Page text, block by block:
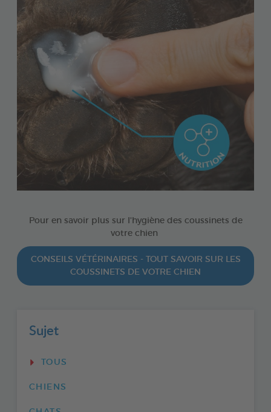
Pour en savoir plus sur l'hygiène des coussinets de
votre chien
CONSEILS VÉTÉRINAIRES - TOUT SAVOIR SUR LES
COUSSINETS DE VOTRE CHIEN
Sujet
TOUS
CHIENS